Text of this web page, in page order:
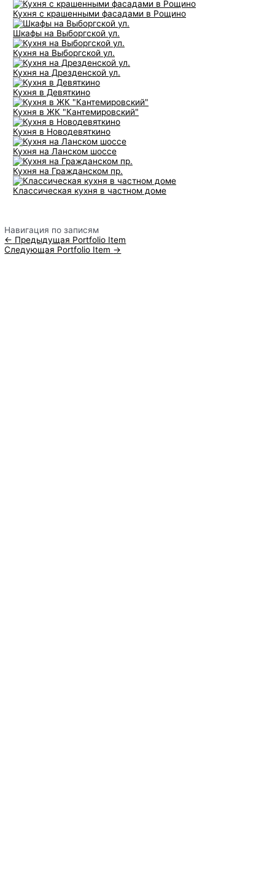
Кухня с крашенными фасадами в Рощино
Шкафы на Выборгской ул.
Кухня на Выборгской ул.
Кухня на Дрезденской ул.
Кухня в Девяткино
Кухня в ЖК "Кантемировский"
Кухня в Новодевяткино
Кухня на Ланском шоссе
Кухня на Гражданском пр.
Классическая кухня в частном доме
Навигация по записям
← Предыдущая Portfolio Item
Следующая Portfolio Item →